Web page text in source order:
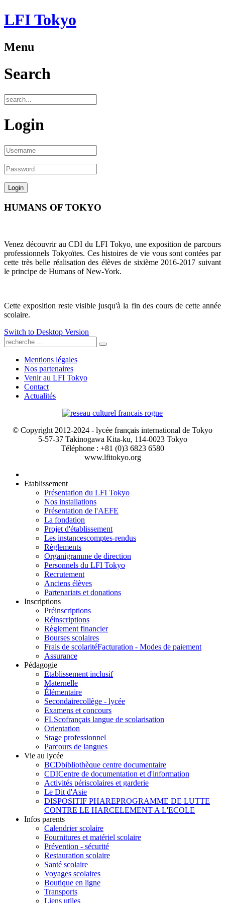
LFI Tokyo
Menu
Search
Login
HUMANS OF TOKYO
Venez découvrir au CDI du LFI Tokyo, une exposition de parcours
professionnels Tokyoïtes. Ces histoires de vie vous sont contées par
cette très belle réalisation des élèves de sixième 2016-2017 suivant
le principe de Humans of New-York.
Cette exposition reste visible jusqu'à la fin des cours de cette année
scolaire.
Switch to Desktop Version
Mentions légales
Nos partenaires
Venir au LFI Tokyo
Contact
Actualités
© Copyright 2012-2024 - lycée français international de Tokyo
5-57-37 Takinogawa Kita-ku, 114-0023 Tokyo
Téléphone : +81 (0)3 6823 6580
www.lfitokyo.org
Etablissement
Présentation du LFI Tokyo
Nos installations
Présentation de l'AEFE
La fondation
Projet d'établissement
Les instancescomptes-rendus
Règlements
Organigramme de direction
Personnels du LFI Tokyo
Recrutement
Anciens élèves
Partenariats et donations
Inscriptions
Préinscriptions
Réinscriptions
Règlement financier
Bourses scolaires
Frais de scolaritéFacturation - Modes de paiement
Assurance
Pédagogie
Etablissement inclusif
Maternelle
Élémentaire
Secondairecollège - lycée
Examens et concours
FLScofrançais langue de scolarisation
Orientation
Stage professionnel
Parcours de langues
Vie au lycée
BCDbibliothèque centre documentaire
CDICentre de documentation et d'information
Activités périscolaires et garderie
Le Dit d'Asie
DISPOSITIF PHAREPROGRAMME DE LUTTE
CONTRE LE HARCELEMENT A L'ECOLE
Infos parents
Calendrier scolaire
Fournitures et matériel scolaire
Prévention - sécurité
Restauration scolaire
Santé scolaire
Voyages scolaires
Boutique en ligne
Transports
Liens utiles